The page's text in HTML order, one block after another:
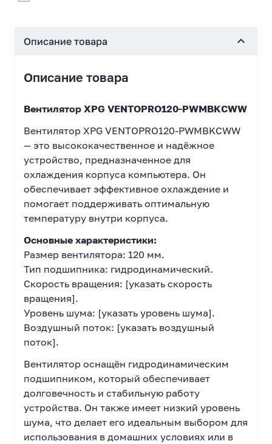
Описание товара
Описание товара
Вентилятор XPG VENTOPRO120-PWMBKCWW
Вентилятор XPG VENTOPRO120-PWMBKCWW
— это высококачественное и надёжное
устройство, предназначенное для
охлаждения корпуса компьютера. Он
обеспечивает эффективное охлаждение и
помогает поддерживать оптимальную
температуру внутри корпуса.
Основные характеристики:
Размер вентилятора: 120 мм.
Тип подшипника: гидродинамический.
Скорость вращения: [указать скорость
вращения].
Уровень шума: [указать уровень шума].
Воздушный поток: [указать воздушный
поток].
Вентилятор оснащён гидродинамическим
подшипником, который обеспечивает
долговечность и стабильную работу
устройства. Он также имеет низкий уровень
шума, что делает его идеальным выбором для
использования в домашних условиях или в